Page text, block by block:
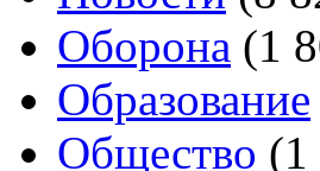
Оборона (1
Образование
Общество (1